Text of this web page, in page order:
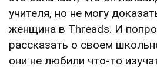
учителя, но не могу
женщина в Threads. И
рассказать о своем
они не любили что-то